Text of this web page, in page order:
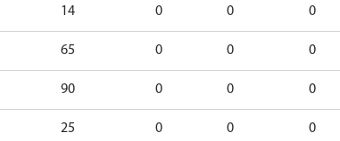
14 0 0 0
65 0 0 0
90 0 0 0
25 0 0 0